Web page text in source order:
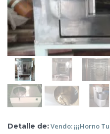
Detalle de:Vendo: ¡¡¡Horno